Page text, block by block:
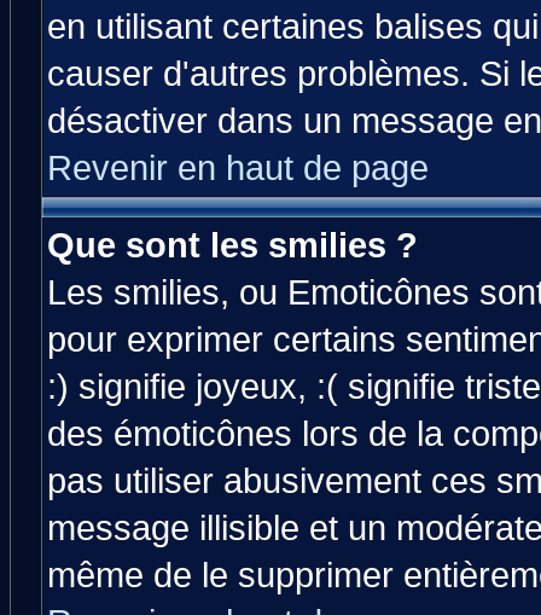
en utilisant certaines balises
causer d'autres problèmes. Si
désactiver dans un message
Revenir en haut de page
Que sont les smilies ?
Les smilies, ou Emoticônes
pour exprimer certains
:) signifie joyeux, :( signifie
des émoticônes lors de la
pas utiliser abusivement ces
message illisible et un
même de le supprimer